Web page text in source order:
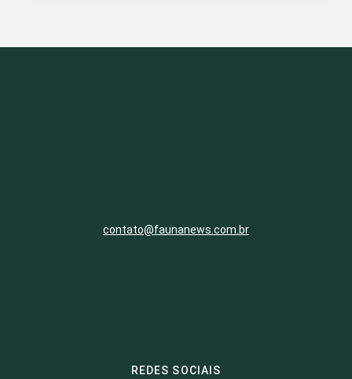
contato@faunanews.com.br
REDES SOCIAIS